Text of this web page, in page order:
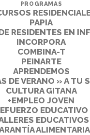
PROGRAMAS
PAPIA
RESIDENTES EN
INCORPORA
COMBINA-T
PEINARTE
APRENDEMOS
DE VERANO » A TU
CULTURA GITANA
+EMPLEO JOVEN
EDUCATIVO
EDUCATIVOS
ALIMENTARIA